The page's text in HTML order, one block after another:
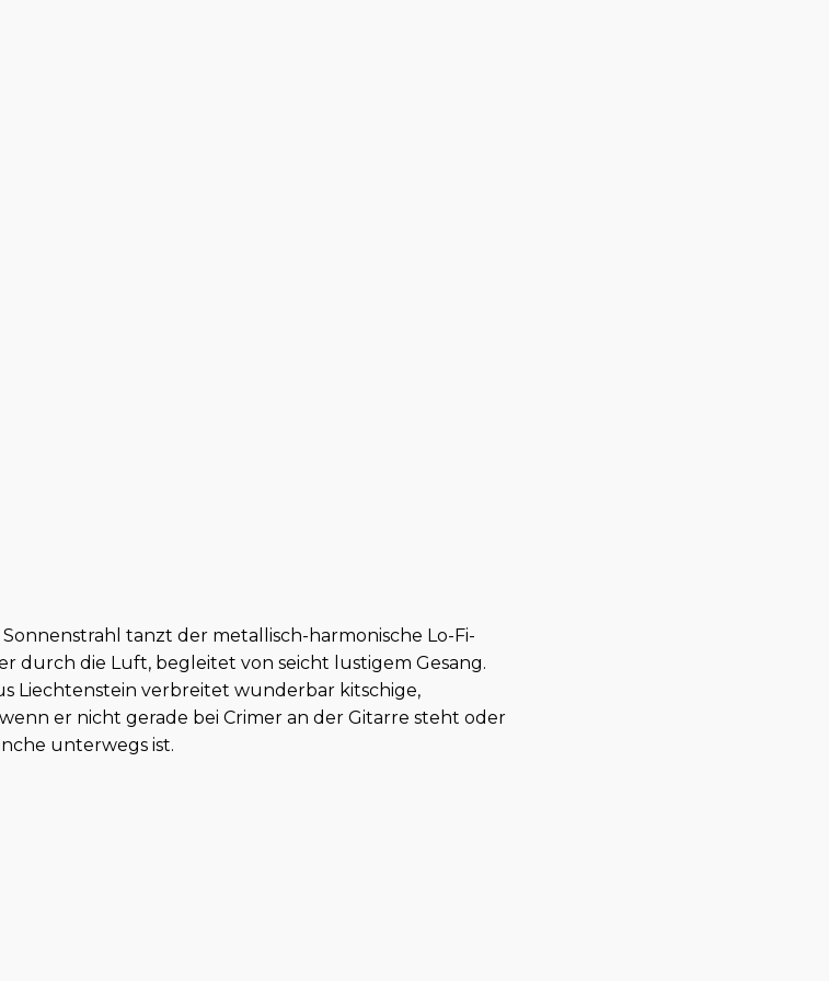
tanzt der metallisch-harmonische Lo-Fi-
durch die Luft, begleitet von seicht lustigem Gesang.
Liechtenstein verbreitet wunderbar kitschige,
er nicht gerade bei Crimer an der Gitarre steht oder
unterwegs ist.